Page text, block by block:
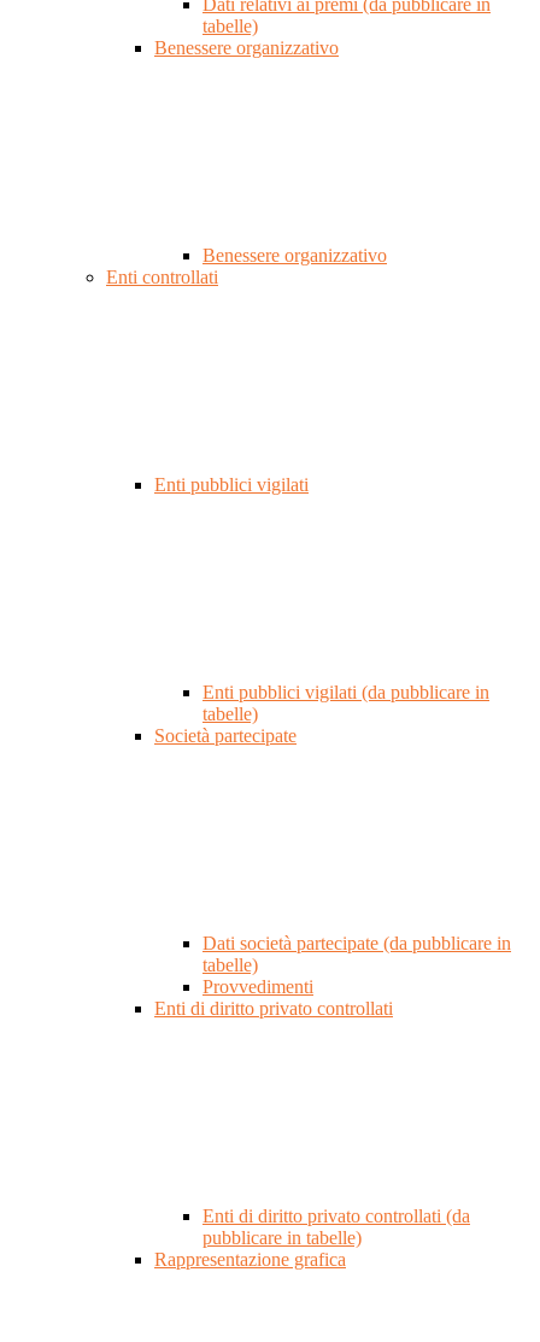
Dati relativi ai premi (da pubblicare in
tabelle)
Benessere organizzativo
Benessere organizzativo
Enti controllati
Enti pubblici vigilati
Enti pubblici vigilati (da pubblicare in
tabelle)
Società partecipate
Dati società partecipate (da pubblicare in
tabelle)
Provvedimenti
Enti di diritto privato controllati
Enti di diritto privato controllati (da
pubblicare in tabelle)
Rappresentazione grafica